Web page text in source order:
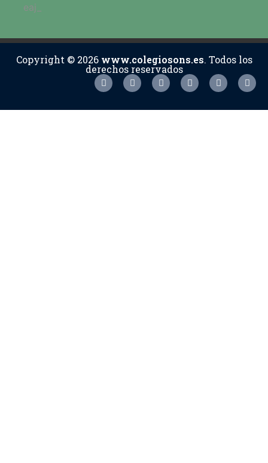
Copyright © 2026 www.colegiosons.es. Todos los
derechos reservados